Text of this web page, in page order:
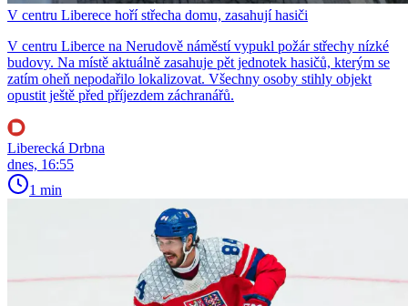
V centru Liberece hoří střecha domu, zasahují hasiči
V centru Liberce na Nerudově náměstí vypukl požár střechy nízké
budovy. Na místě aktuálně zasahuje pět jednotek hasičů, kterým se
zatím oheň nepodařilo lokalizovat. Všechny osoby stihly objekt
opustit ještě před příjezdem záchranářů.
Liberecká Drbna
dnes, 16:55
1 min